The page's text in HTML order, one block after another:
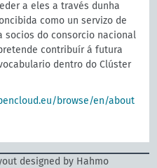
a eles a través dunha
como un servizo de
socios do consorcio nacional
pretende contribuír á futura
dentro do Clúster
browse/en/about
designed by Hahmo